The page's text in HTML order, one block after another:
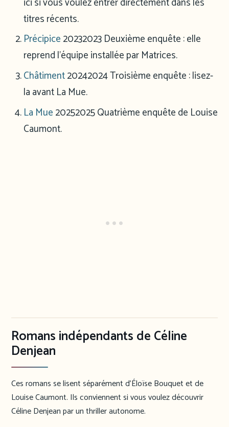
titres récents.
Précipice20232023 Deuxième enquête : elle
reprend l’équipe installée par Matrices.
Châtiment20242024Troisième enquête : lisez-
la avant La Mue.
La Mue20252025Quatrième enquête de Louise
Caumont.
Romans indépendants de Céline
Denjean
Ces romans se lisent séparément d’Éloïse Bouquet et de
Louise Caumont. Ils conviennent si vous voulez découvrir
Céline Denjean par un thriller autonome.